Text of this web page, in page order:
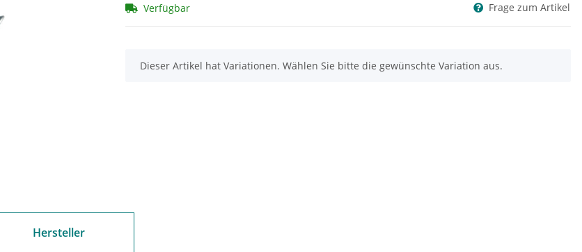
Verfügbar Frage zum Artikel
x
Dieser Artikel hat Variationen. Wählen Sie bitte die gewünschte Variation aus.
Hersteller